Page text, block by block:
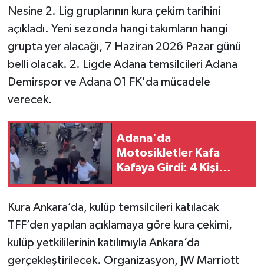
Nesine 2. Lig gruplarının kura çekim tarihini
açıkladı. Yeni sezonda hangi takımların hangi
grupta yer alacağı, 7 Haziran 2026 Pazar günü
belli olacak. 2. Ligde Adana temsilcileri Adana
Demirspor ve Adana 01 FK'da mücadele
verecek.
Adana'da
Motosikletler Kafa
Kafaya Girdi: 4 Kişi
Kura Ankara’da, kulüp temsilcileri katılacak
TFF’den yapılan açıklamaya göre kura çekimi,
kulüp yetkililerinin katılımıyla Ankara’da
gerçekleştirilecek. Organizasyon, JW Marriott